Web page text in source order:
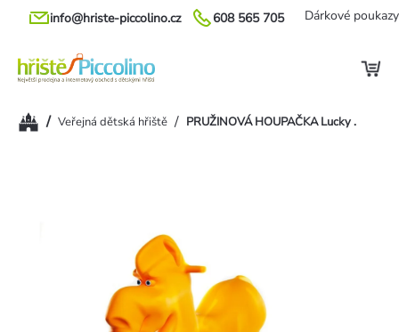
Přejít
608 565 705
info@hriste-piccolino.cz Dárkové poukazy
Domů/ Veřejná dětská hřiště / PRUŽINOVÁ HOUPAČKA Lucky .